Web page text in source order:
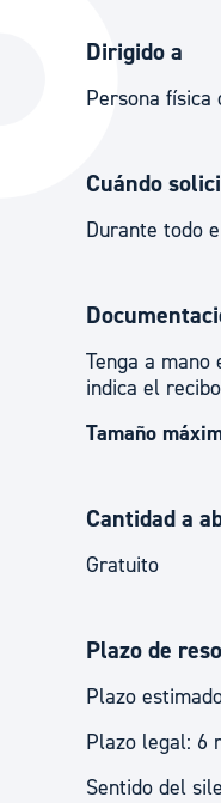
Descubre la
La ciudad futura
Dirigido a
Persona
Cuándo
Durante todo
Tenga a
indica el
Tamaño
Cantidad a
Gratuito
Plazo de
Plazo
Plazo legal: 6
Sentido del